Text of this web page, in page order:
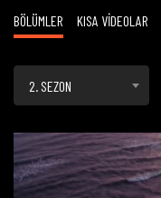
BÖLÜMLER KISA VİDEOLAR
2. SEZON